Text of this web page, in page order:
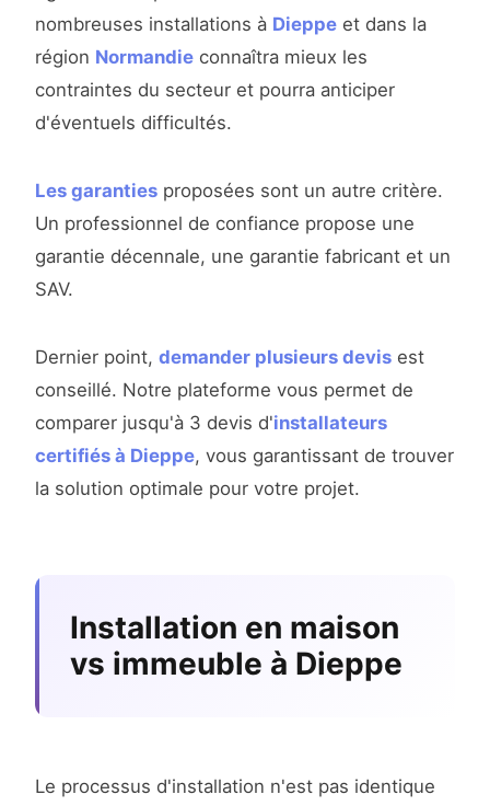
nombreuses installations à Dieppe et dans la
région Normandie connaîtra mieux les
contraintes du secteur et pourra anticiper
d'éventuels difficultés.
Les garanties proposées sont un autre critère.
Un professionnel de confiance propose une
garantie décennale, une garantie fabricant et un
SAV.
Dernier point, demander plusieurs devis est
conseillé. Notre plateforme vous permet de
comparer jusqu'à 3 devis d'installateurs
certifiés à Dieppe, vous garantissant de trouver
la solution optimale pour votre projet.
Installation en maison
vs immeuble à Dieppe
Le processus d'installation n'est pas identique